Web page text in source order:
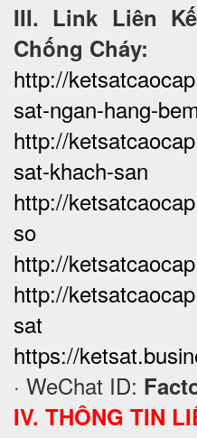
III. Link Liên
Chống Cháy:
http://
sat-ngan-hang-
http://
sat-khach-san
http://
so
http://
http://
sat
https://
· WeChat ID:
IV. THÔNG TIN